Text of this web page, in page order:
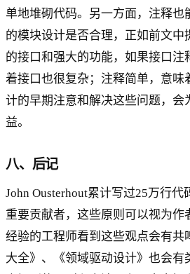
单地堆砌代码。另一方面，注释也
的模块设计是否合理，正如前文中
的接口和强大的功能，如果接口注
着接口也很复杂；注释简单，意味
计的早期注意和解决这些问题，会
益。
八、后记
John Ousterhout累计写过25万行
重要贡献者，这些原则可以视为作
经验的工程师看到这些观点会有共
大全》、《领域驱动设计》也会有